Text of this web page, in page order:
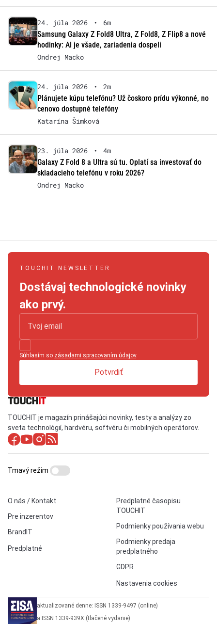
24. júla 2026 •
6m
Samsung Galaxy Z Fold8 Ultra, Z Fold8, Z Flip8 a nové
hodinky: AI je všade, zariadenia dospeli
Ondrej Macko
24. júla 2026 •
2m
Plánujete kúpu telefónu? Už čoskoro prídu výkonné, no
cenovo dostupné telefóny
Katarína Šimková
23. júla 2026 •
4m
Galaxy Z Fold 8 a Ultra sú tu. Oplatí sa investovať do
skladacieho telefónu v roku 2026?
Ondrej Macko
TOUCHIT NEWSLETTER
Dostávaj technologické novinky
ako prvý.
Súhlasím so zásadami spracovaním údajov.
Potvrdiť
TOUCHIT je magazín prinášajúci novinky, testy a analýzy zo
sveta technológií, hardvéru, softvéru či mobilných operátorov.
O nás / Kontakt
Pre inzerentov
BrandIT
Predplatné
Predplatné časopisu
TOUCHIT
Podmienky používania webu
Podmienky predaja
predplatného
GDPR
Nastavenia cookies
Tmavý režim
aktualizované denne: ISSN 1339-9497 (online)
a ISSN 1339-939X (tlačené vydanie)